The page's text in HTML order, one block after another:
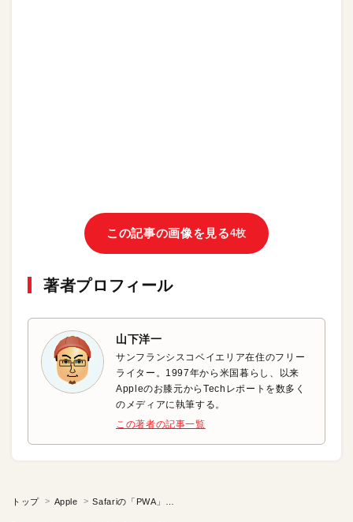
この記事の画像を見る4枚
著者プロフィール
山下洋一
サンフランシスコベイエリア在住のフリー
ライター。1997年から米国暮らし、以来
Appleのお膝元からTechレポートを数多く
のメディアに執筆する。
この著者の記事一覧
トップ Apple